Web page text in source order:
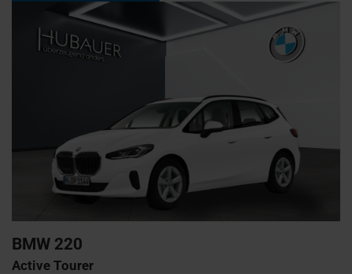
BMW 220
Active Tourer